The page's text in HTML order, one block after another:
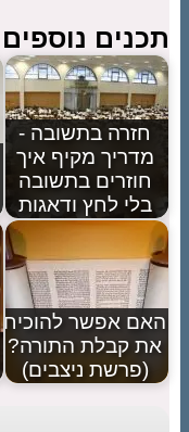
תכנים
חזרה בתשובה -
מדריך מקיף איך
חוזרים בתשובה
בלי לחץ ודאגות
האם אפשר להוכיח
את קבלת התורה?
(פרשת ניצבים)